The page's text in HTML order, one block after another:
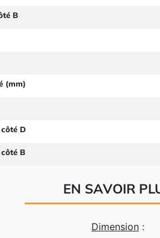
B
(mm)
D
B
EN SAVOIR
Dimension :